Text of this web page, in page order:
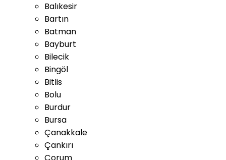
Balıkesir
Bartın
Batman
Bayburt
Bilecik
Bingöl
Bitlis
Bolu
Burdur
Bursa
Çanakkale
Çankırı